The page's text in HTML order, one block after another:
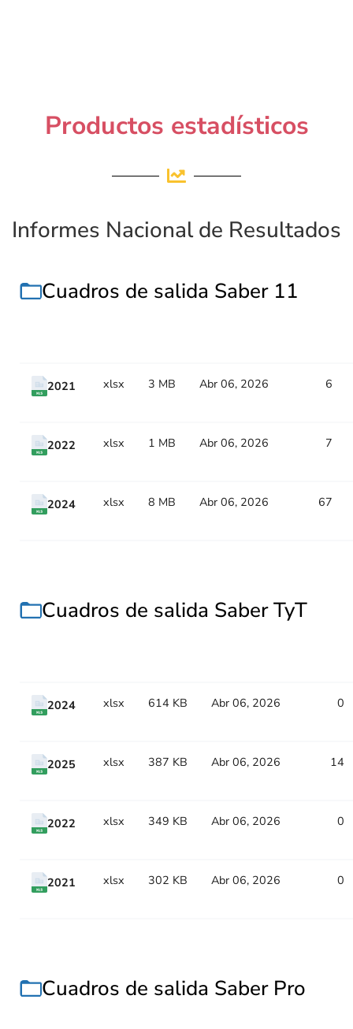
Productos estadísticos
Informes Nacional de Resultados
Cuadros de salida Saber 11
2021 xlsx 3 MB Abr 06, 2026 6
2022 xlsx 1 MB Abr 06, 2026 7
2024 xlsx 8 MB Abr 06, 2026 67
Cuadros de salida Saber TyT
2024 xlsx 614 KB Abr 06, 2026 0
2025 xlsx 387 KB Abr 06, 2026 14
2022 xlsx 349 KB Abr 06, 2026 0
2021 xlsx 302 KB Abr 06, 2026 0
Cuadros de salida Saber Pro